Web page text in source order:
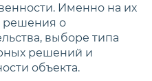
Именно на их
решения о
выборе типа
решений и
объекта.